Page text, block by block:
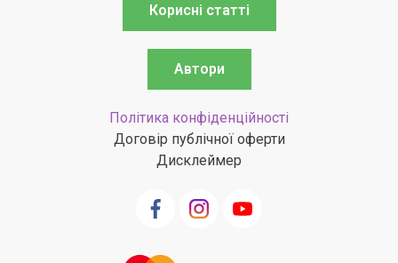
Корисні статті
Автори
Політика конфіденційності
Договір публічної оферти
Дисклеймер